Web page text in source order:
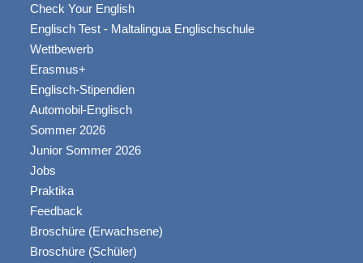
Check Your English
Englisch Test - Maltalingua Englischschule
Wettbewerb
Erasmus+
Englisch-Stipendien
Automobil-Englisch
Sommer 2026
Junior Sommer 2026
Jobs
Praktika
Feedback
Broschüre (Erwachsene)
Broschüre (Schüler)